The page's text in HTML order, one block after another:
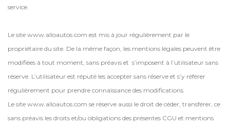
service.
Le site www.alloautos.com est mis à jour régulièrement par le
propriétaire du site. De la même façon, les mentions légales peuvent être
modifiées à tout moment, sans préavis et s’imposent à l’utilisateur sans
réserve. L’utilisateur est réputé les accepter sans réserve et s’y référer
régulièrement pour prendre connaissance des modifications.
Le site www.alloautos.com se réserve aussi le droit de céder, transférer, ce
sans préavis les droits et/ou obligations des présentes CGU et mentions